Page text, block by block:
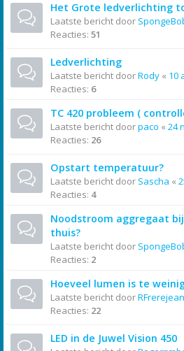
Het Grote ledverlichting
Laatste bericht door
Reacties: 51
Ledverlichting
Laatste bericht doorRody « 10
Reacties: 6
TC 420 probleem (
Laatste bericht doorpaco « 24
Reacties: 26
Opstart temperatuur?
Laatste bericht door Sascha «
Reacties: 4
Noodstroom aggregaat
thuis?
Laatste bericht door
Reacties: 2
Hoeveel lumen is te
Laatste bericht doorRFrerejean
Reacties: 22
LED in de Juwel Vision 450